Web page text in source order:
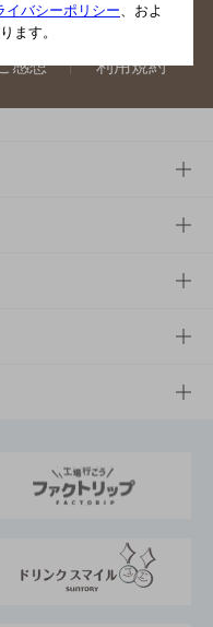
感想 利用規約
リティ経営
イバシーポリシー 、およ
ます。